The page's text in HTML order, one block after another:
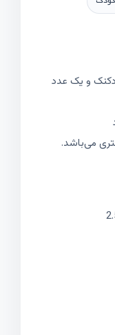
بادکنک ۲۰۰ عدد بادکنک و یک عدد
می‌باشد.